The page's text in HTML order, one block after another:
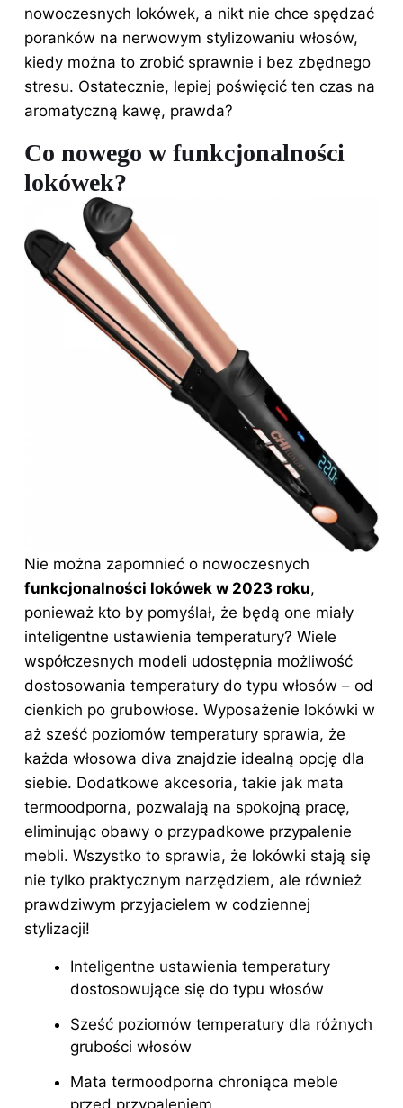
nowoczesnych lokówek, a nikt nie chce spędzać
poranków na nerwowym stylizowaniu włosów,
kiedy można to zrobić sprawnie i bez zbędnego
stresu. Ostatecznie, lepiej poświęcić ten czas na
aromatyczną kawę, prawda?
Co nowego w funkcjonalności
lokówek?
Nie można zapomnieć o nowoczesnych
funkcjonalności lokówek w 2023 roku,
ponieważ kto by pomyślał, że będą one miały
inteligentne ustawienia temperatury? Wiele
współczesnych modeli udostępnia możliwość
dostosowania temperatury do typu włosów – od
cienkich po grubowłose. Wyposażenie lokówki w
aż sześć poziomów temperatury sprawia, że
każda włosowa diva znajdzie idealną opcję dla
siebie. Dodatkowe akcesoria, takie jak mata
termoodporna, pozwalają na spokojną pracę,
eliminując obawy o przypadkowe przypalenie
mebli. Wszystko to sprawia, że lokówki stają się
nie tylko praktycznym narzędziem, ale również
prawdziwym przyjacielem w codziennej
stylizacji!
Inteligentne ustawienia temperatury
dostosowujące się do typu włosów
Sześć poziomów temperatury dla różnych
grubości włosów
Mata termoodporna chroniąca meble
przed przypaleniem